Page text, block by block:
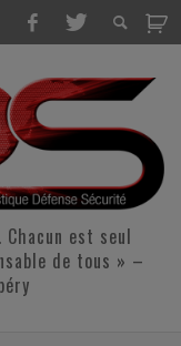
est seul
de tous » –